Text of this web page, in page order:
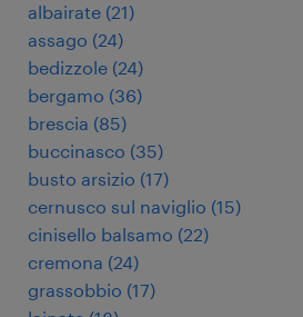
albairate (21)
assago (24)
bedizzole (24)
bergamo (36)
brescia (85)
buccinasco (35)
busto arsizio (17)
cernusco sul naviglio (15)
cinisello balsamo (22)
cremona (24)
grassobbio (17)